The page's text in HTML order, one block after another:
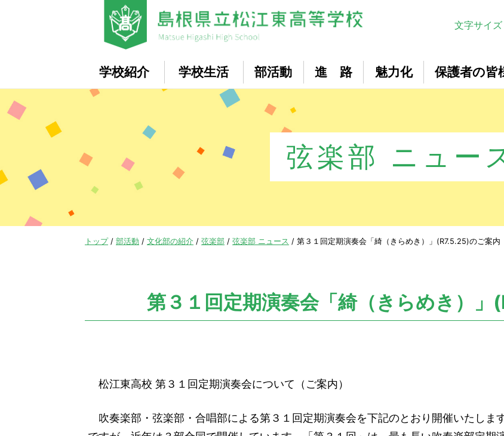
文字サイズ
学校紹介 学校生活 部活動 進 路 魅力化 保護者の皆
弦楽部 ニュー
現
トップ/ 部活動 / 文化部の紹介 / 弦楽部 / 弦楽部 ニュース / 第３１回定期演奏会「綺（きらめき）」(R7.5.25)のご案内
第３１回定期演奏会「綺（きらめき）
松江東高校 第３１回定期演奏会について（ご案内）
吹奏楽部・弦楽部・合唱部による第３１回定期演奏会を下記のとおり開催いたしま